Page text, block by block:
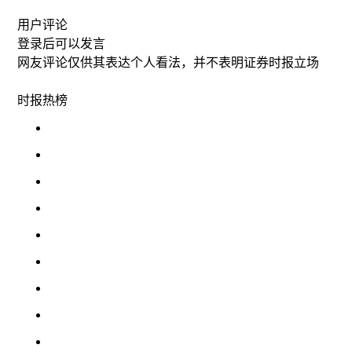
用户评论
登录后可以发言
网友评论仅供其表达个人看法，并不表明证券时报立场
时报热榜